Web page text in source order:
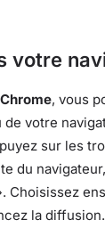
votre
, vous
votre
sur les
du
Choisissez
la diffusion.